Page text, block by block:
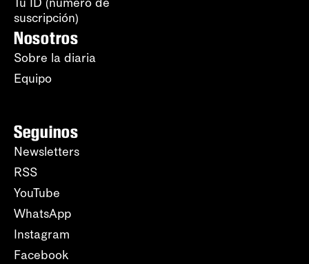
suscripción)
Nosotros
Sobre la diaria
Equipo
Seguinos
Newsletters
RSS
YouTube
WhatsApp
Instagram
Facebook